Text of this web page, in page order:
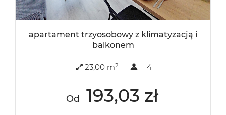
apartament trzyosobowy z klimatyzacją i
balkonem
23,00 m2 4
Od 193,03 zł